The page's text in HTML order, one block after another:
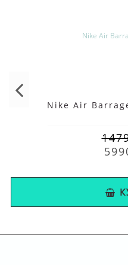
Nike Air